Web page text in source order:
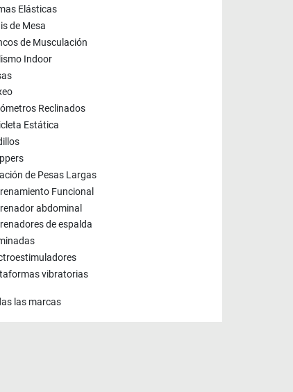
Elásticas
de Mesa
de Musculación
Indoor
Reclinados
Estática
de Pesas Largas
Funcional
abdominal
de espalda
vibratorias
las marcas